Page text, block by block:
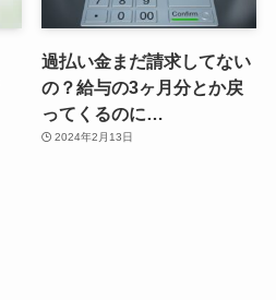
過払い金まだ請求してない
の？給与の3ヶ月分とか戻
ってくるのに…
2024年2月13日